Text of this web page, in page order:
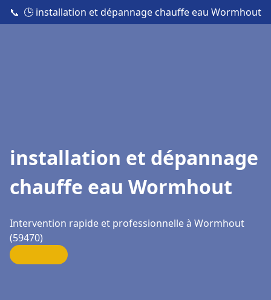
📞 🕒 installation et dépannage chauffe eau Wormhout
installation et dépannage
chauffe eau Wormhout
Intervention rapide et professionnelle à Wormhout
(59470)